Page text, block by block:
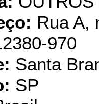
Rua A,
970
Santa
SP